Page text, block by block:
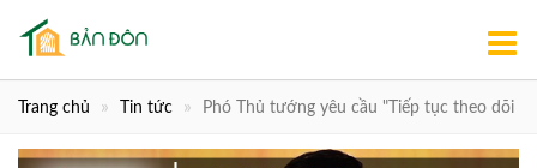
Trang chủ Tin tức Phó Thủ tướng yêu cầu "Tiếp tục theo dõi